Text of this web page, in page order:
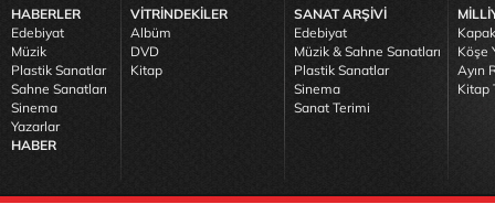
HABERLER
Edebiyat
Müzik
Plastik Sanatlar
Sahne Sanatları
Sinema
Yazarlar
HABER
VİTRİNDEKİLER
Albüm
DVD
Kitap
SANAT ARŞİVİ
Edebiyat
Müzik & Sahne Sanatları
Plastik Sanatlar
Sinema
Sanat Terimi
Köşe
Ayın
Kitap